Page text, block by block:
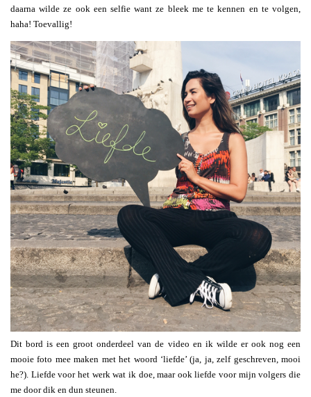
daarna wilde ze ook een selfie want ze bleek me te kennen en te volgen,
haha! Toevallig!
Dit bord is een groot onderdeel van de video en ik wilde er ook nog een
mooie foto mee maken met het woord ‘liefde’ (ja, ja, zelf geschreven, mooi
he?). Liefde voor het werk wat ik doe, maar ook liefde voor mijn volgers die
me door dik en dun steunen.